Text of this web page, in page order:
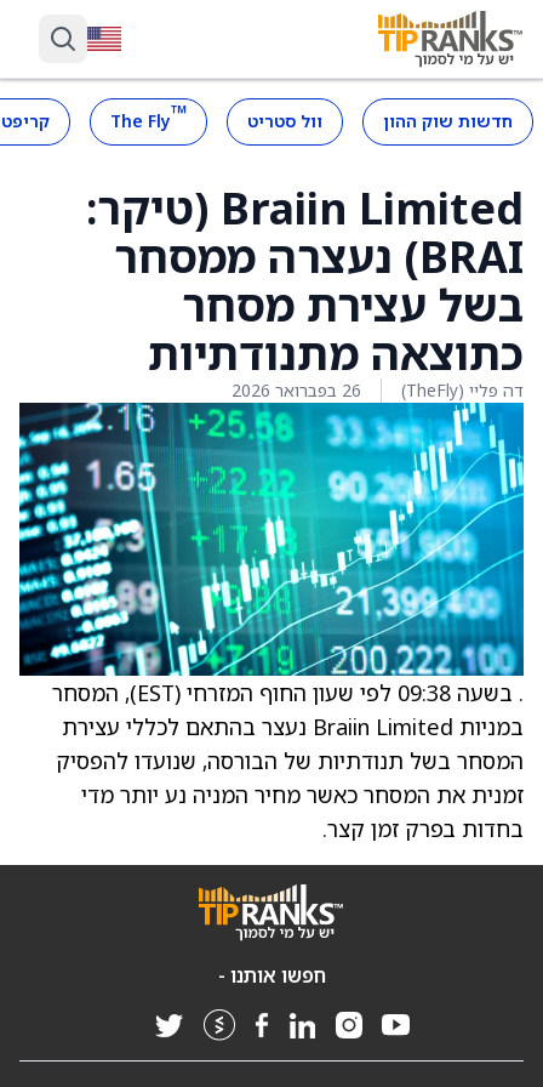
חדשות שוק ההון וול סטריט ™
The Fly
Braiin Limited (טיקר:
BRAI) נעצרה ממסחר
בשל עצירת מסחר
כתוצאה מתנודתיות
דה פליי (TheFly) 26 בפברואר 2026
. בשעה 09:38 לפי שעון החוף המזרחי (EST), המסחר
במניות Braiin Limited נעצר בהתאם לכללי עצירת
המסחר בשל תנודתיות של הבורסה, שנועדו להפסיק
זמנית את המסחר כאשר מחיר המניה נע יותר מדי
בחדות בפרק זמן קצר.
חפשו אותנו -